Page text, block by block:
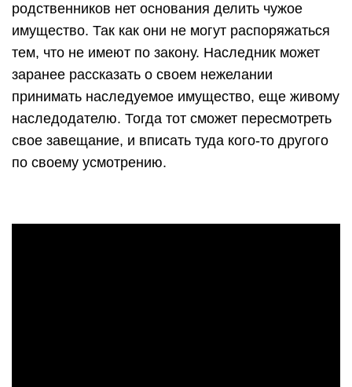
родственников нет основания делить чужое
имущество. Так как они не могут распоряжаться
тем, что не имеют по закону. Наследник может
заранее рассказать о своем нежелании
принимать наследуемое имущество, еще живому
наследодателю. Тогда тот сможет пересмотреть
свое завещание, и вписать туда кого-то другого
по своему усмотрению.